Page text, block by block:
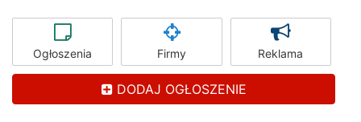
Ogłoszenia Firmy Reklama
DODAJ OGŁOSZENIE